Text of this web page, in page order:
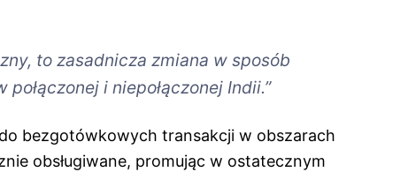
to zasadnicza zmiana w sposób
i niepołączonej Indii.”
bezgotówkowych transakcji w obszarach
obsługiwane, promując w ostatecznym